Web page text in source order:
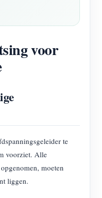
voor
te
voorziet. Alle
moeten
liggen.